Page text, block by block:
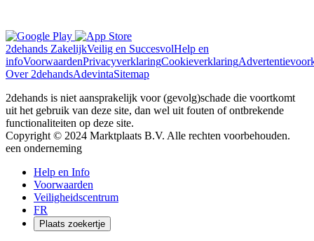
2dehands ZakelijkVeilig en SuccesvolHelp en
infoVoorwaardenPrivacyverklaringCookieverklaring
Over 2dehandsAdevintaSitemap
2dehands is niet aansprakelijk voor (gevolg)schade die voortkomt
uit het gebruik van deze site, dan wel uit fouten of ontbrekende
functionaliteiten op deze site.
Copyright © 2024 Marktplaats B.V. Alle rechten voorbehouden.
een onderneming
Close
Menu
Help en Info
Voorwaarden
Veiligheidscentrum
FR
Plaats zoekertje